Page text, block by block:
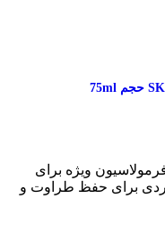
ویژه برای
برای حفظ طراوت و